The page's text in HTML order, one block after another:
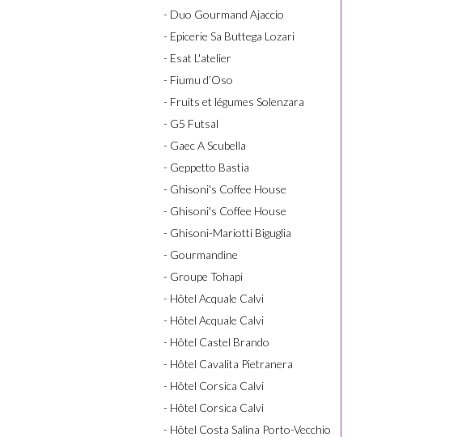
- Duo Gourmand Ajaccio
- Epicerie Sa Buttega Lozari
- Esat L'atelier
- Fiumu d’Oso
- Fruits et légumes Solenzara
- G5 Futsal
- Gaec A Scubella
- Geppetto Bastia
- Ghisoni's Coffee House
- Ghisoni's Coffee House
- Ghisoni-Mariotti Biguglia
- Gourmandine
- Groupe Tohapi
- Hôtel Acquale Calvi
- Hôtel Acquale Calvi
- Hôtel Castel Brando
- Hôtel Cavalita Pietranera
- Hôtel Corsica Calvi
- Hôtel Corsica Calvi
- Hôtel Costa Salina Porto-Vecchio